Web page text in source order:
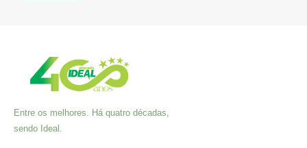
Entre os melhores. Há quatro décadas,
sendo Ideal.